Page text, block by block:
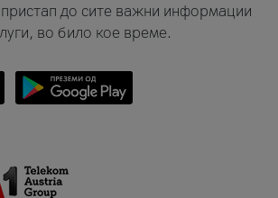
до сите важни информации
во било кое време.